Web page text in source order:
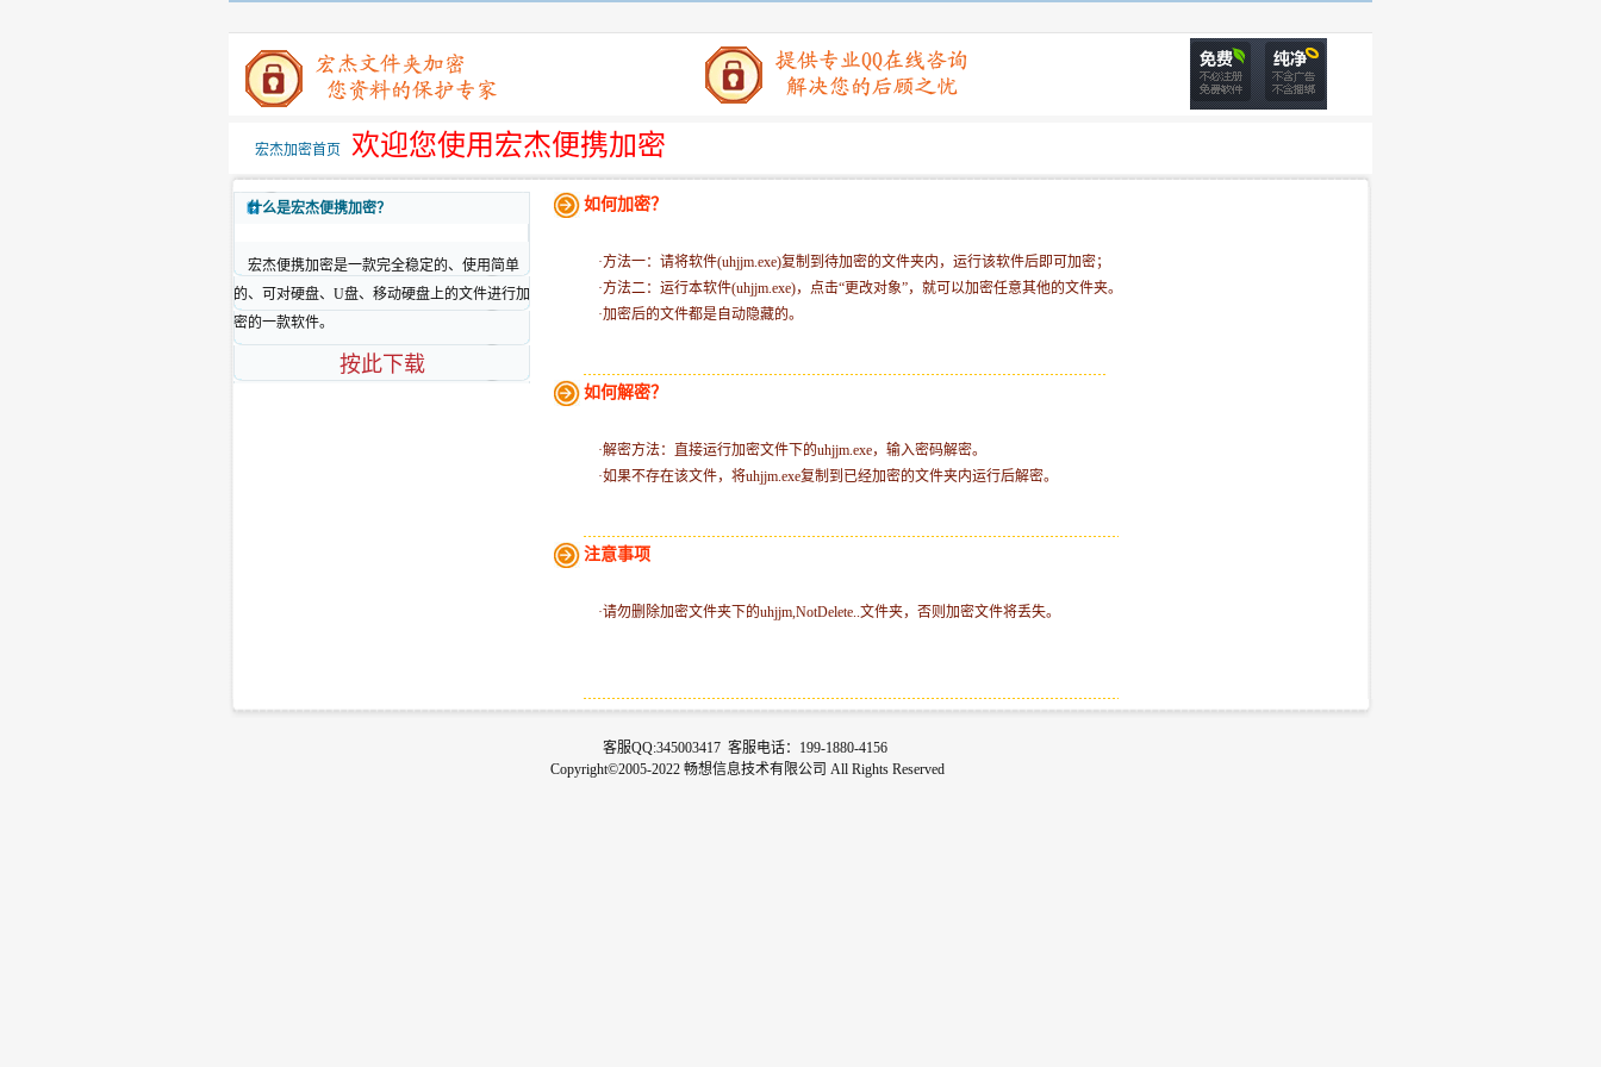
宏杰加密首页 欢迎您使用宏杰便携加密
什么是宏杰便携加密？
宏杰便携加密是一款完全稳定的、使用简单
的、可对硬盘、U盘、移动硬盘上的文件进行加
密的一款软件。
按此下载
如何加密？
·方法一：请将软件(uhjjm.exe)复制到待加密的文件夹内，运行该软件后即可加密；
·方法二：运行本软件(uhjjm.exe)，点击“更改对象”，就可以加密任意其他的文件夹。
·加密后的文件都是自动隐藏的。
如何解密？
·解密方法：直接运行加密文件下的uhjjm.exe，输入密码解密。
·如果不存在该文件，将uhjjm.exe复制到已经加密的文件夹内运行后解密。
注意事项
·请勿删除加密文件夹下的uhjjm,NotDelete..文件夹，否则加密文件将丢失。
客服QQ:345003417 客服电话：199-1880-4156
Copyright©2005-2022 畅想信息技术有限公司 All Rights Reserved